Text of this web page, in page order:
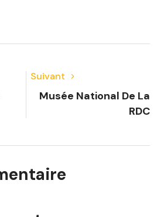
Suivant
Musée National De La
RDC